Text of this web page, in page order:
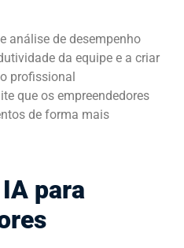
análise de desempenho
da equipe e a criar
profissional
que os empreendedores
de forma mais
para